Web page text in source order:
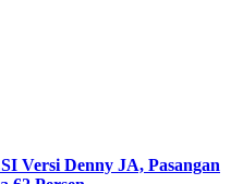
Versi Denny JA, Pasangan